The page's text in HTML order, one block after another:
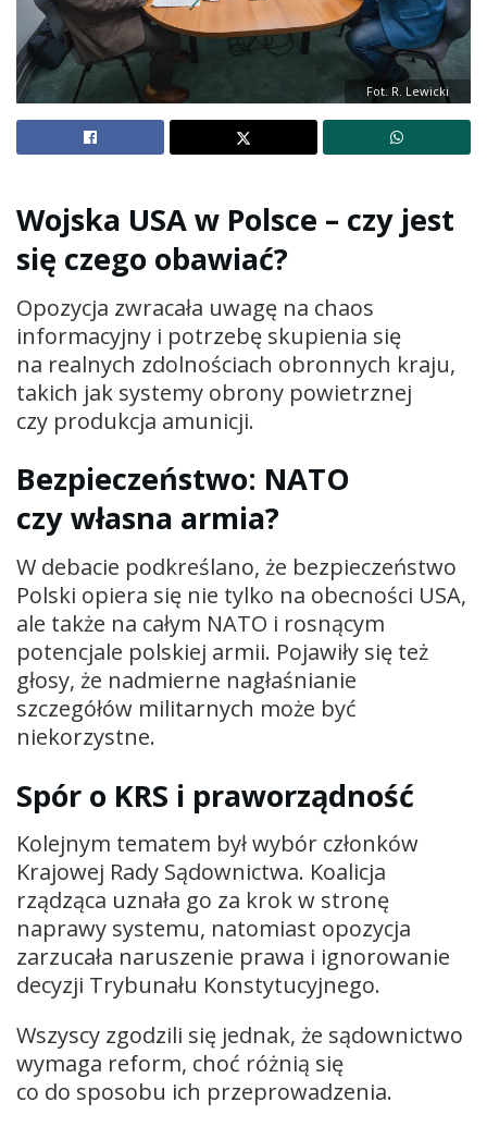
Fot. R. Lewicki
Wojska USA w Polsce – czy jest
się czego obawiać?
Opozycja zwracała uwagę na chaos
informacyjny i potrzebę skupienia się
na realnych zdolnościach obronnych kraju,
takich jak systemy obrony powietrznej
czy produkcja amunicji.
Bezpieczeństwo: NATO
czy własna armia?
W debacie podkreślano, że bezpieczeństwo
Polski opiera się nie tylko na obecności USA,
ale także na całym NATO i rosnącym
potencjale polskiej armii. Pojawiły się też
głosy, że nadmierne nagłaśnianie
szczegółów militarnych może być
niekorzystne.
Spór o KRS i praworządność
Kolejnym tematem był wybór członków
Krajowej Rady Sądownictwa. Koalicja
rządząca uznała go za krok w stronę
naprawy systemu, natomiast opozycja
zarzucała naruszenie prawa i ignorowanie
decyzji Trybunału Konstytucyjnego.
Wszyscy zgodzili się jednak, że sądownictwo
wymaga reform, choć różnią się
co do sposobu ich przeprowadzenia.